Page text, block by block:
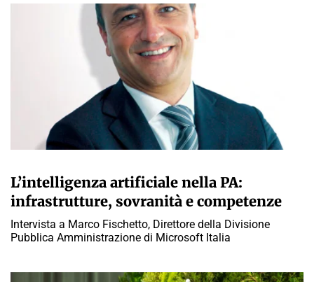
L’intelligenza artificiale nella PA:
infrastrutture, sovranità e competenze
Intervista a Marco Fischetto, Direttore della Divisione
Pubblica Amministrazione di Microsoft Italia